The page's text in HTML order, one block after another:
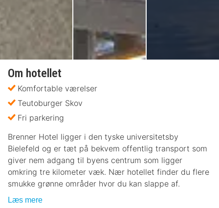
Om hotellet
Komfortable værelser
Teutoburger Skov
Fri parkering
Brenner Hotel ligger i den tyske universitetsby
Bielefeld og er tæt på bekvem offentlig transport som
giver nem adgang til byens centrum som ligger
omkring tre kilometer væk. Nær hotellet finder du flere
smukke grønne områder hvor du kan slappe af.
Læs mere